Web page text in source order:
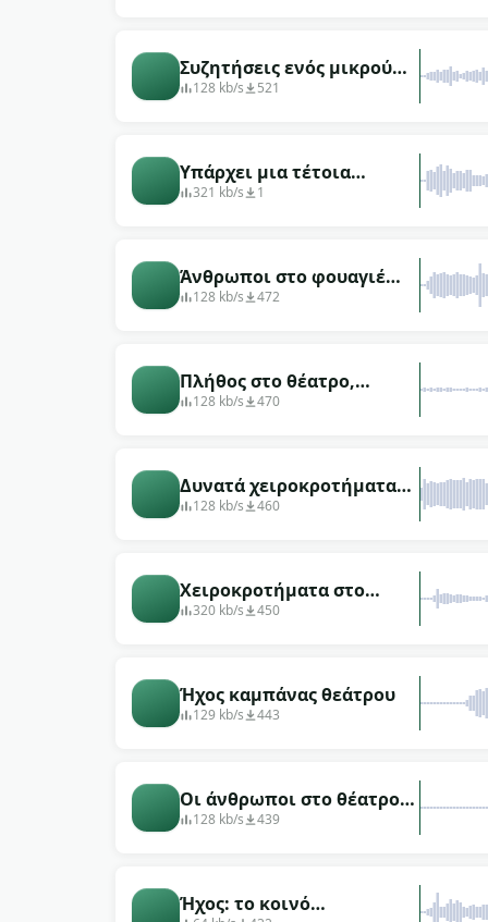
Συζητήσεις ενός μικρού
πλήθους στο θέατρο
128 kb/s 521
Υπάρχει μια τέτοια
επιλογή
321 kb/s 1
Άνθρωποι στο φουαγιέ
του θεάτρου.
128 kb/s 472
Πλήθος στο θέατρο,
χειροκροτήματα,
128 kb/s 470
Δυνατά χειροκροτήματα
στο θέατρο
128 kb/s 460
Χειροκροτήματα στο
θέατρο (200 άτομα)
320 kb/s 450
Ήχος καμπάνας θεάτρου
129 kb/s 443
Οι άνθρωποι στο θέατρο
βήχουν
128 kb/s 439
Ήχος: το κοινό